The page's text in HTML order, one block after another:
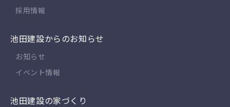
採用情報
池田建設からのお知らせ
お知らせ
イベント情報
池田建設の家づくり